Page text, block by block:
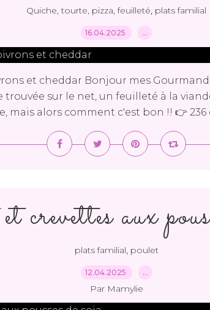
Quiche, tourte, pizza, feuilleté, plats familial
16.04.2025 …
et cheddar Bonjour mes
trouvée sur le net, un feuilleté à la
mais alors comment c'est bon !! 👉 236
crevettes aux
plats familial, poulet
12.04.2025 …
Par Mamylie